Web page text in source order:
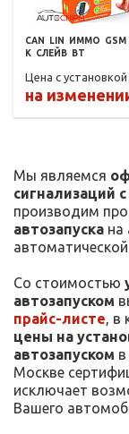
CAN LIN ИММО GSM
К СЛЕЙВ BT
Цена с установкой
на
Мы являемся
сигнализаций
производим
автозапуска на
Со стоимостью
автозапуском
прайс-листе, в
цены на
автозапуском в
Москве
исключает
Вашего